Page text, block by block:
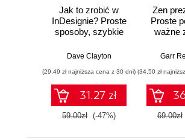
Jak to zrobić w
InDesignie? Proste
sposoby, szybkie
Dave Clayton
(29,49 zł najniższa cena z 30 dni)
31.27 zł
59.00zł (-47%)
Zen
Proste
ważne
Garr
(34,50 zł
69.00zł